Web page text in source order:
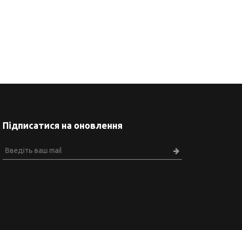
Підписатися на оновлення